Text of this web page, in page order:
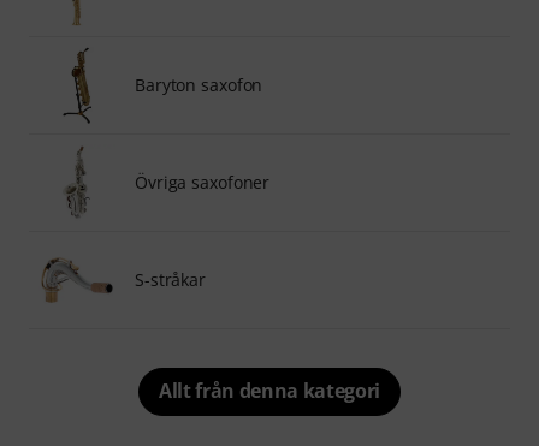
Baryton saxofon
Övriga saxofoner
S-stråkar
Allt från denna kategori